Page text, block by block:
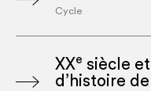
Cycle
XXe siècle
d’histoire de